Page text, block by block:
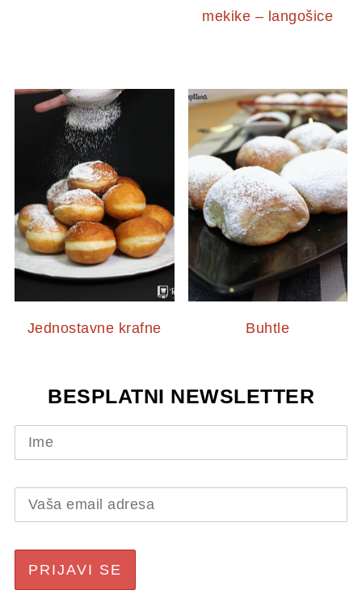
mekike – langošice
Jednostavne krafne Buhtle
BESPLATNI NEWSLETTER